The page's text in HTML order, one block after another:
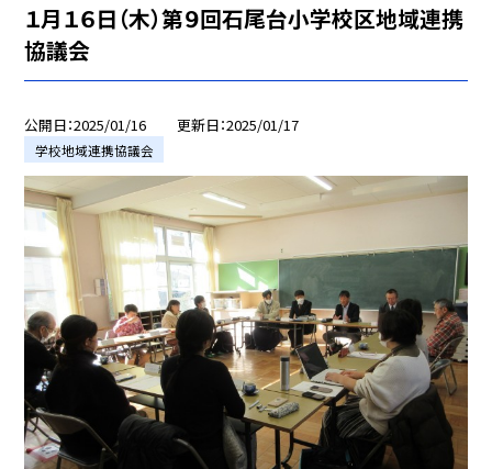
１月１６日（木）第９回石尾台小学校区地域連携
協議会
公開日 2025/01/16 更新日 2025/01/17
学校地域連携協議会